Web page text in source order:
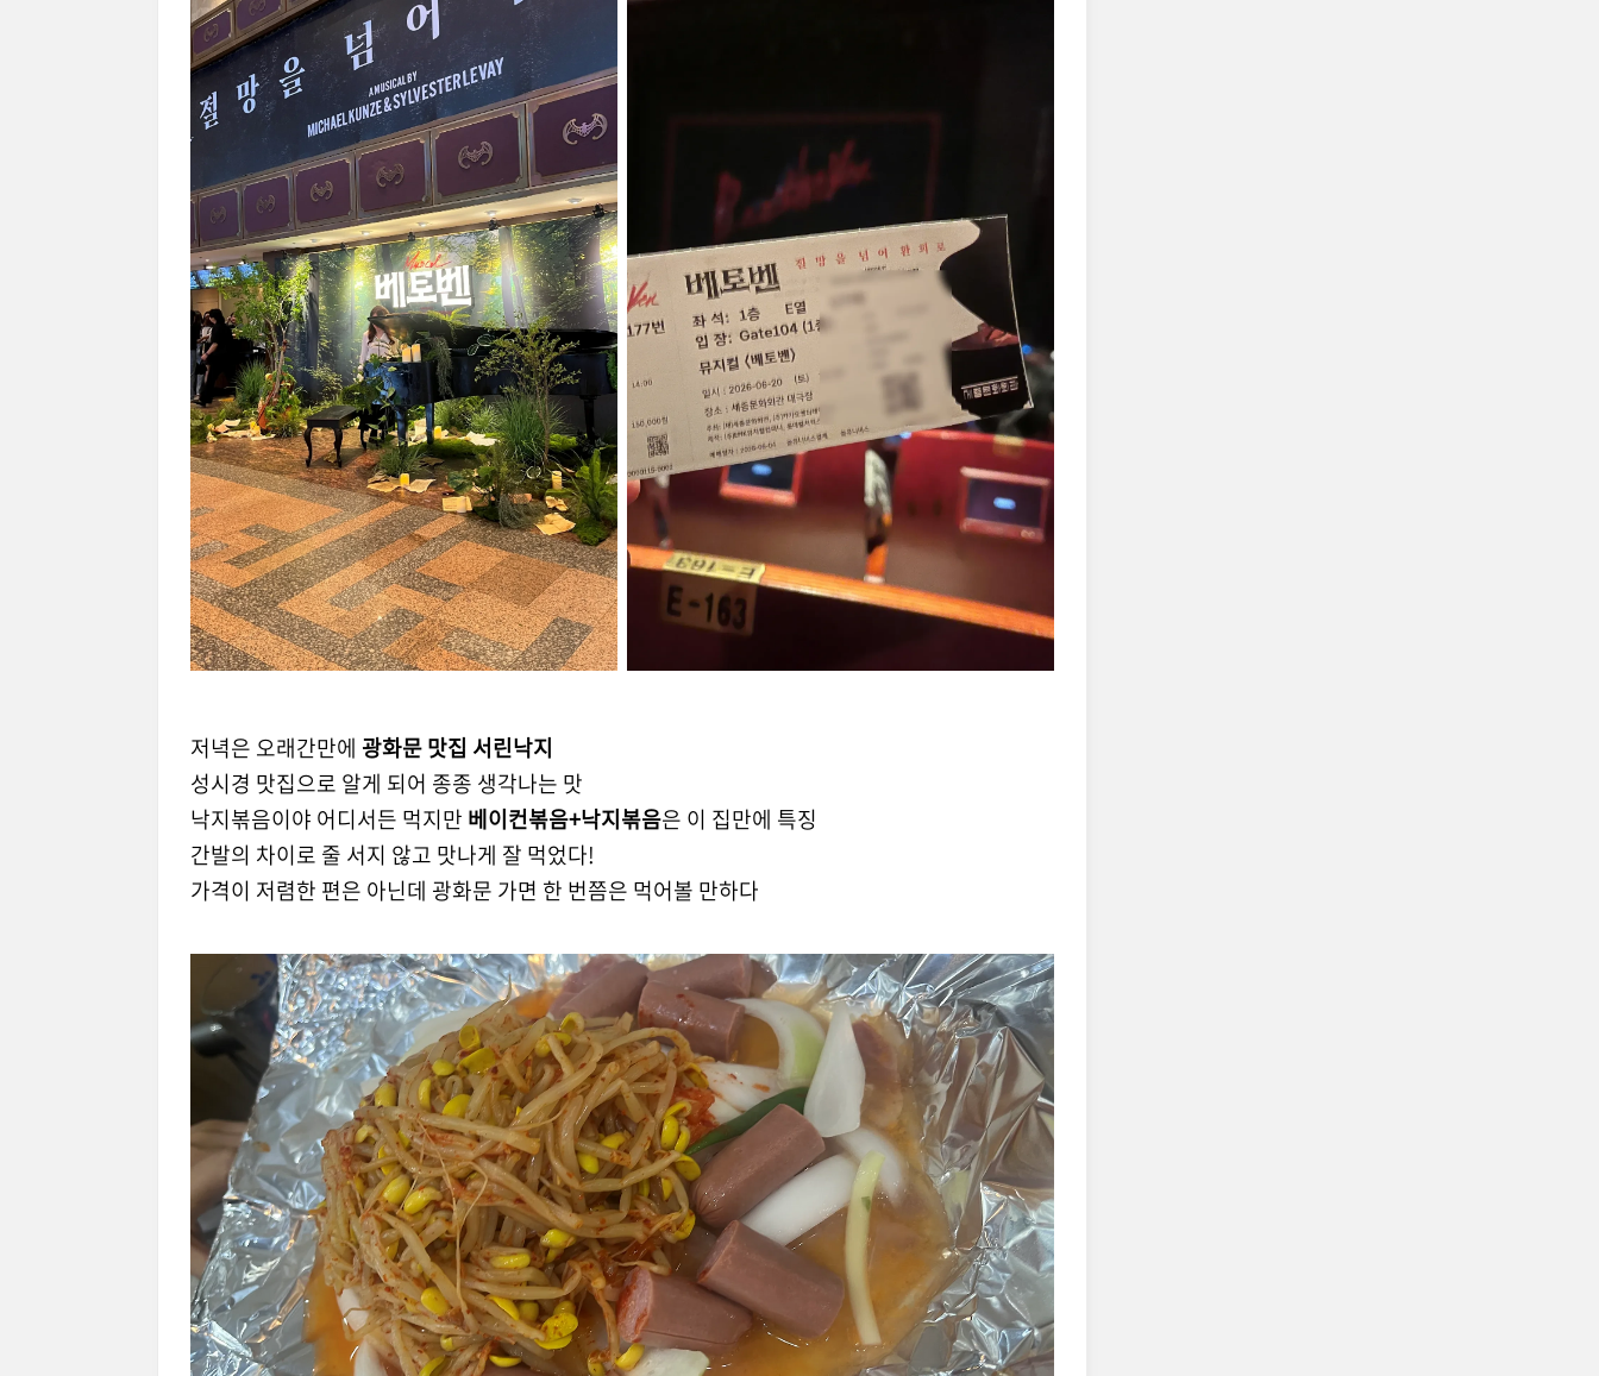
저녁은 오래간만에 광화문 맛집 서린낙지
성시경 맛집으로 알게 되어 종종 생각나는 맛
낙지볶음이야 어디서든 먹지만 베이컨볶음+낙지볶음은 이 집만에 특징
간발의 차이로 줄 서지 않고 맛나게 잘 먹었다!
가격이 저렴한 편은 아닌데 광화문 가면 한 번쯤은 먹어볼 만하다